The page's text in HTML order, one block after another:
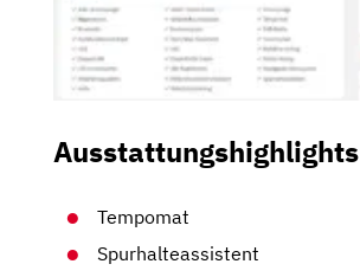
Ausstattungshighlights
Tempomat
Spurhalteassistent